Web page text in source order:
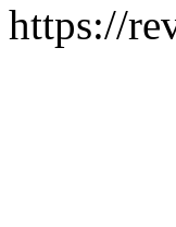
https://